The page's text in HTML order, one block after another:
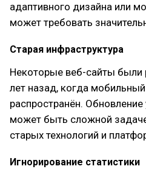
адаптивного дизайна или
может требовать
Старая инфраструктура
Некоторые веб-сайты были
лет назад, когда
распространён.
может быть сложной
старых технологий и
Игнорирование статистики